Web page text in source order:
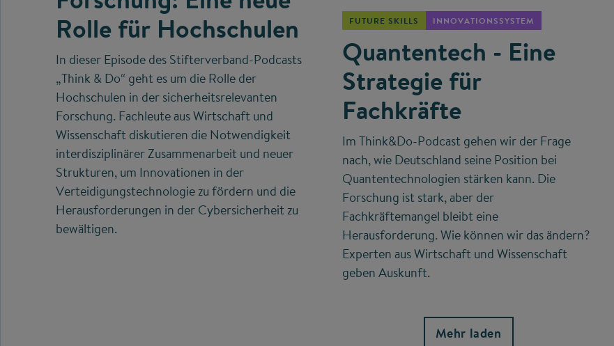
Rolle für Hochschulen
In dieser Episode des Stifterverband-Podcasts
„Think & Do“ geht es um die Rolle der
Hochschulen in der sicherheitsrelevanten
Forschung. Fachleute aus Wirtschaft und
Wissenschaft diskutieren die Notwendigkeit
interdisziplinärer Zusammenarbeit und neuer
Strukturen, um Innovationen in der
Verteidigungstechnologie zu fördern und die
Herausforderungen in der Cybersicherheit zu
bewältigen.
FUTURE SKILLS INNOVATIONSSYSTEM
Quantentech - Eine
Strategie für
Fachkräfte
Im Think&Do-Podcast gehen wir der Frage
nach, wie Deutschland seine Position bei
Quantentechnologien stärken kann. Die
Forschung ist stark, aber der
Fachkräftemangel bleibt eine
Herausforderung. Wie können wir das ändern?
Experten aus Wirtschaft und Wissenschaft
geben Auskunft.
Mehr laden